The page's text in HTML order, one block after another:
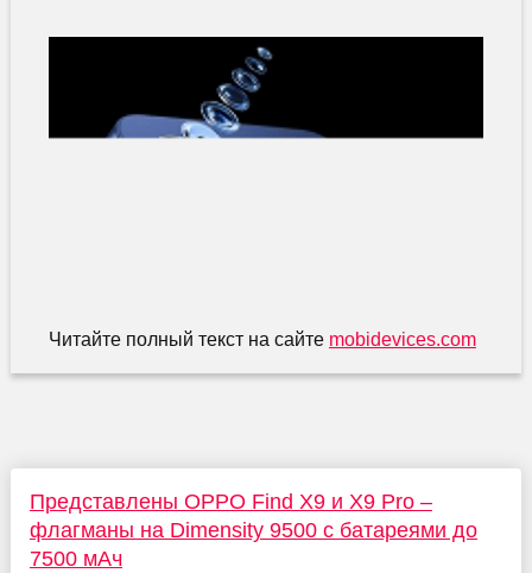
Читайте полный текст на сайте mobidevices.com
Представлены OPPO Find X9 и X9 Pro –
флагманы на Dimensity 9500 с батареями до
7500 мАч